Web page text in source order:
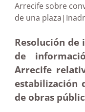
Arrecife sobre
de una
Resolución de
de
Arrecife
estabilización
de obras